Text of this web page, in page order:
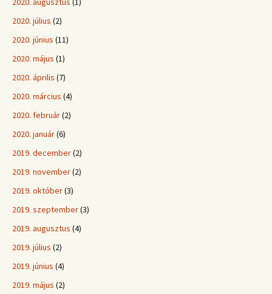
2020. július (2)
2020. június (11)
2020. május (1)
2020. április (7)
2020. március (4)
2020. február(2)
2020. január(6)
2019. december(2)
2019. november(2)
2019. október(3)
2019. szeptember(3)
2019. augusztus (4)
2019. július (2)
2019. június (4)
2019. május (2)